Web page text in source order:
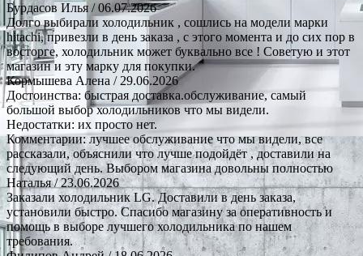
Бурдасов Илья / 06.07.2026
Долго выбирали холодильник , сошлись на модели марки
hitachi, привезли в день заказа , с этого момента и до сих пор в
восторге, холодильник может буквально все ! Советую и этот
магазин и эту марку для покупки.
Кормышева Алена / 29.06.2026
Достоинства: быстрая доставка.обслуживание, самый
большой выбор холодильников что мы видели.
Недостатки: их просто нет.
Комментарии: лучшее обслуживание что мы видели, все
рассказали, объяснили что лучше подойдёт , доставили на
следующий день. Выбором магазина довольны полностью
Наталья/ 23.06.2026
Заказали холодильник LG. Доставили в день заказа,
установили быстро. Спасибо магазину за оперативность и
помощь в выборе лучшего холодильника по нашем
требования.